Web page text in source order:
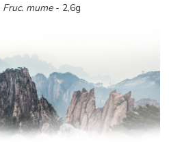
Fruc. mume- 2,6g